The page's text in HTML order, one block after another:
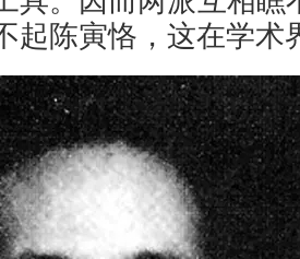
起陈寅恪，这在学术